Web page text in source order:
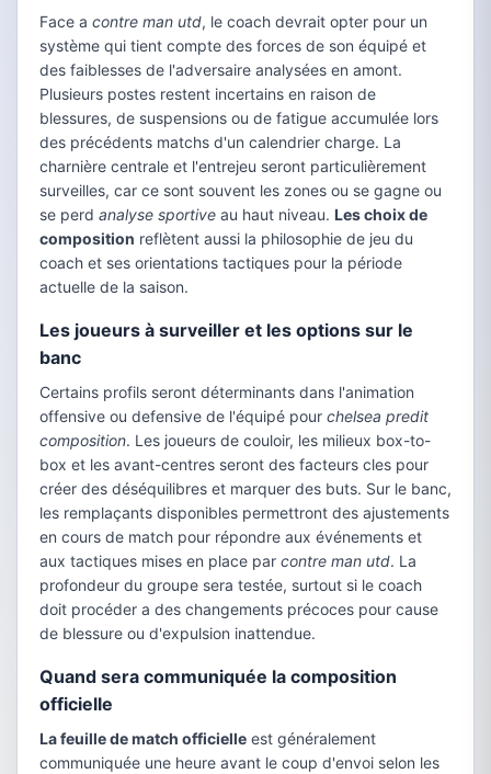
Face a contre man utd, le coach devrait opter pour un
système qui tient compte des forces de son équipé et
des faiblesses de l'adversaire analysées en amont.
Plusieurs postes restent incertains en raison de
blessures, de suspensions ou de fatigue accumulée lors
des précédents matchs d'un calendrier charge. La
charnière centrale et l'entrejeu seront particulièrement
surveilles, car ce sont souvent les zones ou se gagne ou
se perd analyse sportive au haut niveau. Les choix de
composition reflètent aussi la philosophie de jeu du
coach et ses orientations tactiques pour la période
actuelle de la saison.
Les joueurs à surveiller et les options sur le
banc
Certains profils seront déterminants dans l'animation
offensive ou defensive de l'équipé pour chelsea predit
composition. Les joueurs de couloir, les milieux box-to-
box et les avant-centres seront des facteurs cles pour
créer des déséquilibres et marquer des buts. Sur le banc,
les remplaçants disponibles permettront des ajustements
en cours de match pour répondre aux événements et
aux tactiques mises en place par contre man utd. La
profondeur du groupe sera testée, surtout si le coach
doit procéder a des changements précoces pour cause
de blessure ou d'expulsion inattendue.
Quand sera communiquée la composition
officielle
La feuille de match officielle est généralement
communiquée une heure avant le coup d'envoi selon les